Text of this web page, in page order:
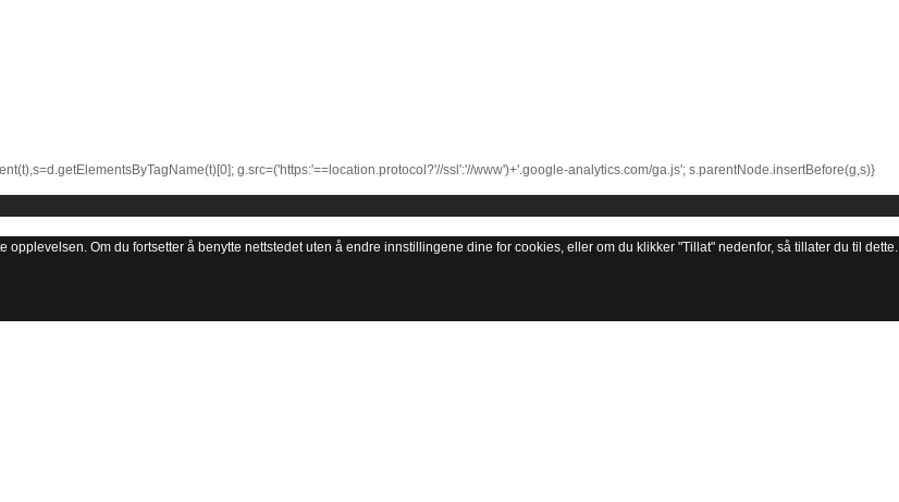
g.src=('https:'==location.protocol?'//ssl':'//www')+'.google-analytics.com/ga.js'; s.parentNode.insertBefore(g,s)}
Om du fortsetter å benytte nettstedet uten å endre innstillingene dine for cookies, eller om du klikker "Tillat" nedenfor, så tillater du til dette.